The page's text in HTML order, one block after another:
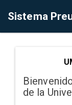
Sistema
de la